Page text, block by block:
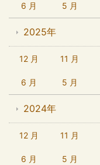
6 月 5 月
2025年
12 月 11 月
6 月 5 月
2024年
12 月 11 月
6 月 5 月